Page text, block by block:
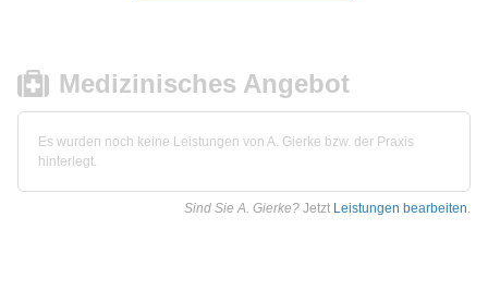
Medizinisches Angebot
Es wurden noch keine Leistungen von A. Gierke bzw. der Praxis
hinterlegt.
Sind Sie A. Gierke? Jetzt Leistungen bearbeiten.